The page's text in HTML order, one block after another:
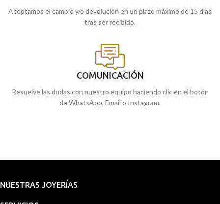
Aceptamos el cambio y/o devolución en un plazo máximo de 15 días
tras ser recibido.
COMUNICACIÓN
Resuelve las dudas con nuestro equipo haciendo clic en el botón
de WhatsApp, Email o Instagram.
NUESTRAS JOYERÍAS